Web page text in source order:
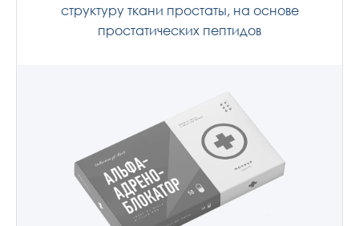
структуру ткани простаты, на основе
простатических пептидов